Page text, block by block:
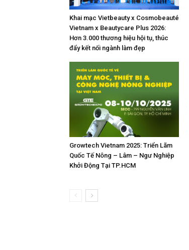
Khai mạc Vietbeauty x Cosmobeauté
Vietnam x Beautycare Plus 2026:
Hơn 3.000 thương hiệu hội tụ, thúc
đẩy kết nối ngành làm đẹp
Growtech Vietnam 2025: Triển Lãm
Quốc Tế Nông – Lâm – Ngư Nghiệp
Khởi Động Tại TP.HCM